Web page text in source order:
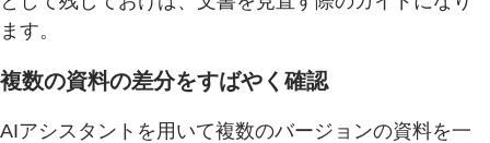
ます。
複数の資料の差分をすばやく確認
AIアシスタントを用いて複数のバージョンの資料を一